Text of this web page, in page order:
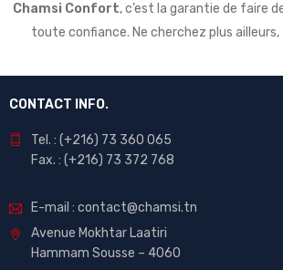
Chamsi Confort, c’est la garantie de faire
toute confiance. Ne cherchez plus
CONTACT INFO.
Tel. : (+216) 73 360 065
Fax. : (+216) 73 372 768
E-mail : contact@chamsi.tn
Avenue Mokhtar Laatiri
Hammam Sousse – 4060